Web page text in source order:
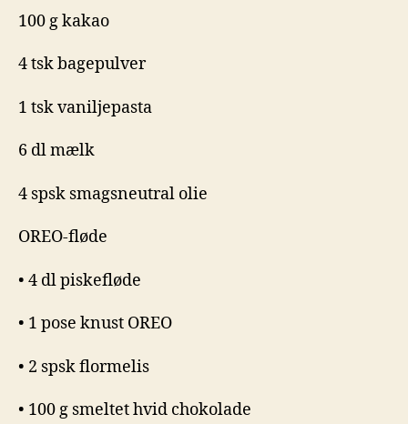
100 g kakao
4 tsk bagepulver
1 tsk vaniljepasta
6 dl mælk
4 spsk smagsneutral olie
OREO-fløde
• 4 dl piskefløde
• 1 pose knust OREO
• 2 spsk flormelis
• 100 g smeltet hvid chokolade